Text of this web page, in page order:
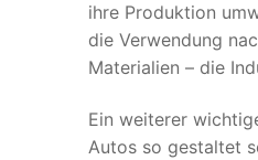
ihre Produktion
die Verwendung
Materialien – die
Ein weiterer
Autos so gestaltet